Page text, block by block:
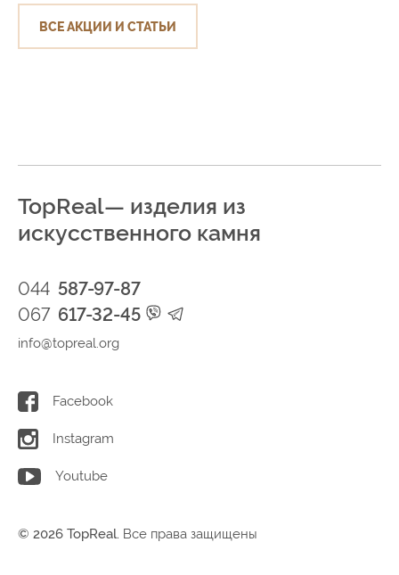
ВСЕ АКЦИИ И СТАТЬИ
TopReal— изделия из
искусственного камня
044 587-97-87
067 617-32-45
info@topreal.org
Facebook
Instagram
Youtube
© 2026 TopReal. Все права защищены